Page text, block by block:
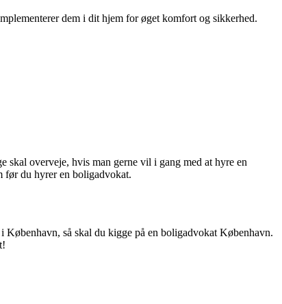
dem i dit hjem for øget komfort og sikkerhed.
overveje, hvis man gerne vil i gang med at hyre en
før du hyrer en boligadvokat.
så skal du kigge på en boligadvokat København.